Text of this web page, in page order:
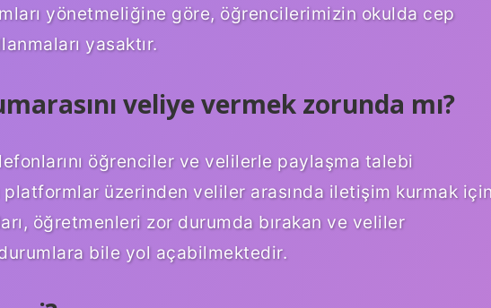
yönetmeliğine göre, öğrencilerimizin okulda cep
yasaktır.
veliye vermek zorunda mı?
öğrenciler ve velilerle paylaşma talebi
platformlar üzerinden veliler arasında iletişim kurmak
öğretmenleri zor durumda bırakan ve veliler
bile yol açabilmektedir.